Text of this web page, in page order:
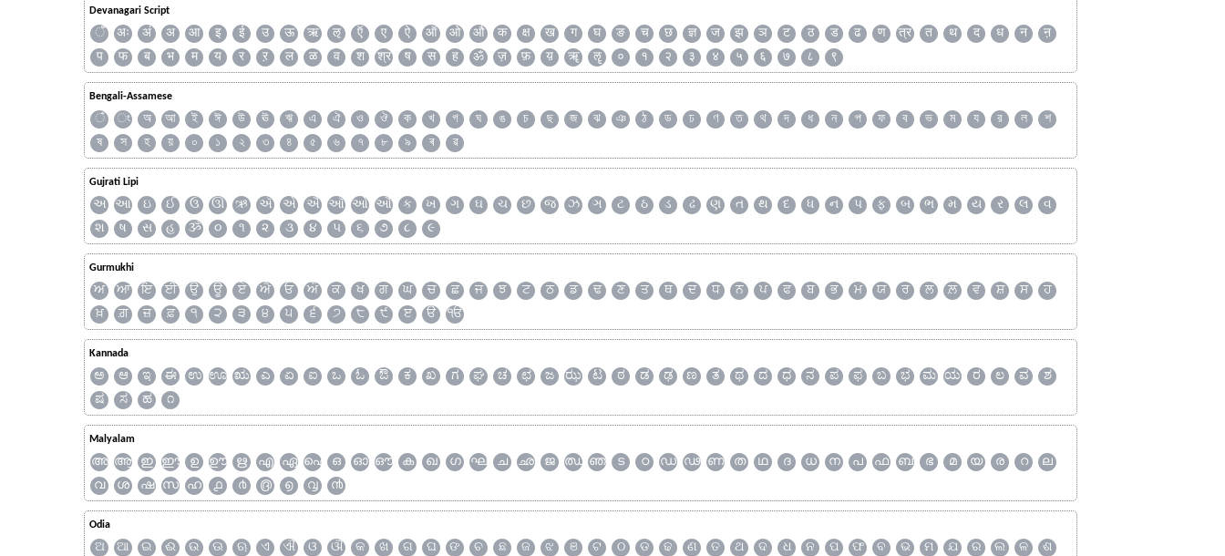
Devanagari Script
ँ अः अं अ आ इ ई उ ऊ ऋ ऌ ऍ ए ऐ ऑ ओ औ क क्ष ख ग घ ङ च छ ज्ञ ज झ ञ ट ठ ड ढ ण त्र त थ द ध न
ऩ
प
फ ब भ म य र ऱ ल ळ व श श्र ष स ह ॐ ज़ फ़ य़ ॠ ॡ ० १ २ ३ ४ ५ ६ ७ ८ ९
Bengali-Assamese
ঁ ং অ আ ই ঈ উ ঊ ঋ এ ঐ ও ঔ ক খ গ ঘ ঙ চ ছ জ ঝ ঞ ঠ ড ঢ ণ ত থ দ ধ ন প ফ ব ভ ম য র ল
শ
ষ
স হ য় ০ ১ ২ ৩ ৪ ৫ ৬ ৭ ৮ ৯ ৰ ৱ
Gujrati Lipi
અ આ ઇ ઈ ઉ ઊ ઋ ઍ એ ઐ ઑ ઓ ઔ ક ખ ગ ઘ ચ છ જ ઝ ઞ ટ ઠ ડ ઢ ણ ત થ દ ધ ન પ ફ બ ભ મ ય ર લ
વ
શ
ષ સ હ ૐ ૦ ૧ ૨ ૩ ૪ ૫ ૬ ૭ ૮ ૯
Gurmukhi
ਅ ਆ ਇ ਈ ਉ ਊ ਏ ਐ ਓ ਔ ਕ ਖ ਗ ਘ ਚ ਛ ਜ ਝ ਟ ਠ ਡ ਢ ਣ ਤ ਥ ਦ ਧ ਨ ਪ ਫ ਬ ਭ ਮ ਯ ਰ ਲ ਲ਼ ਵ ਸ਼ ਸ
ਹ
ਖ਼
ਗ਼ ਜ਼ ਫ਼ ੧ ੨ ੩ ੪ ੫ ੬ ੭ ੮ ੯ ੲ ੳ ੴ
Kannada
ಅ ಆ ಇ ಈ ಉ ಊ ಋ ಎ ಏ ಐ ಒ ಓ ಔ ಕ ಖ ಗ ಘ ಚ ಛ ಜ ಝ ಟ ಠ ಡ ಢ ಣ ತ ಥ ದ ಧ ನ ಪ ಫ ಬ ಭ ಮ ಯ ರ ಲ ವ
ಶ
ಷ
ಸ ಹ ೧
Malyalam
അ ആ ഇ ഈ ഉ ഊ ഋ എ ഏ ഐ ഒ ഓ ഔ ക ഖ ഗ ഘ ച ഛ ജ ഝ ഞ ട ഠ ഡ ഢ ണ ത ഥ ദ ധ ന പ ഫ ബ ഭ മ യ ര റ
ല
വ
ശ ഷ സ ഹ ൧ ൪ ൫ ൭ ൮ ൯
Odia
ଅ ଆ ଇ ଈ ଉ ଊ ଋ ଏ ଐ ଓ ଔ କ ଖ ଗ ଘ ଙ ଚ ଛ ଜ ଝ ଞ ଟ ଠ ଡ ଢ ଣ ତ ଥ ଦ ଧ ନ ପ ଫ ବ ଭ ମ ଯ ର ଲ ଳ
ଶ